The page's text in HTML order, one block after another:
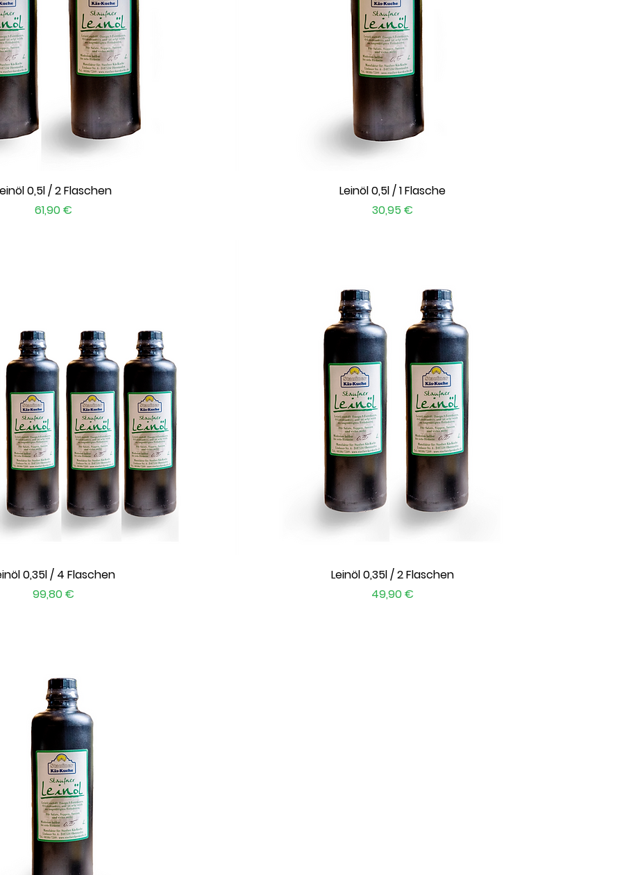
Schnellansicht
0,5l / 2 Flaschen
Preis
61,90 €
Schnellansicht
Leinöl 0,5l / 1 Flasche
Preis
30,95 €
Schnellansicht
0,35l / 4 Flaschen
Preis
99,80 €
Schnellansicht
Leinöl 0,35l / 2 Flaschen
Preis
49,90 €